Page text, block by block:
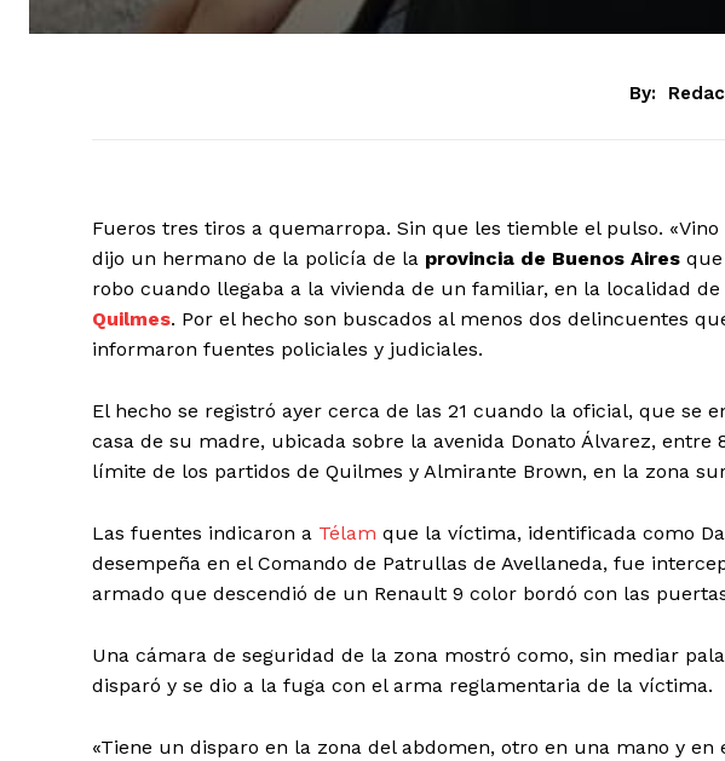
By:
Fueros tres tiros a quemarropa. Sin que les tiemble el pulso.
dijo un hermano de la policía de la provincia de Buenos Aires
robo cuando llegaba a la vivienda de un familiar, en la localidad
Quilmes. Por el hecho son buscados al menos dos delincuentes
informaron fuentes policiales y judiciales.
El hecho se registró ayer cerca de las 21 cuando la oficial, que se
casa de su madre, ubicada sobre la avenida Donato Álvarez, entre
límite de los partidos de Quilmes y Almirante Brown, en la zona
Las fuentes indicaron a Télam que la víctima, identificada como
desempeña en el Comando de Patrullas de Avellaneda, fue
armado que descendió de un Renault 9 color bordó con las
Una cámara de seguridad de la zona mostró como, sin mediar
disparó y se dio a la fuga con el arma reglamentaria de la víctima.
«Tiene un disparo en la zona del abdomen, otro en una mano y en